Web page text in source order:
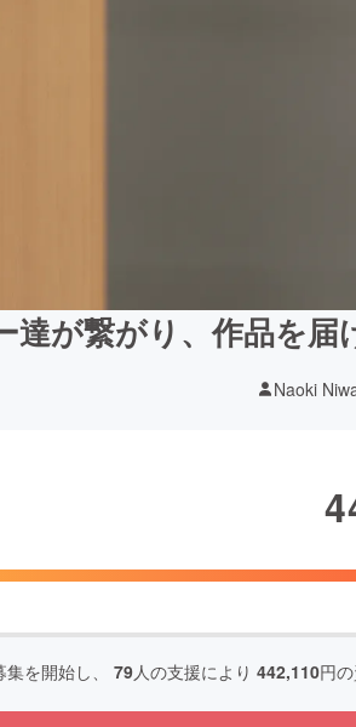
達が繋がり、作品を届
Naoki
集を開始し、 79人の支援により 442,110円